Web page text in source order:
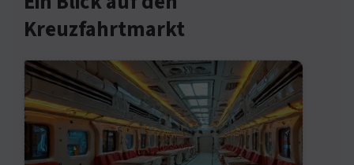
Kreuzfahrtmarkt